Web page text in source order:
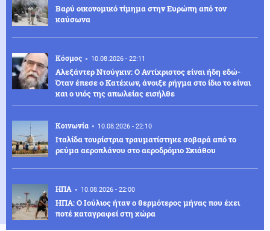
Βαρύ οικονομικό τίμημα στην Ευρώπη από τον
καύσωνα
Κόσμος 10.08.2026 - 22:11
Αλεξάντερ Ντούγκιν: Ο Αντίχριστος είναι ήδη εδώ-
Όταν έπεσε ο Κατέχων, άνοιξε ρήγμα στο ίδιο το είναι
και ο υιός της απωλείας εισήλθε
Κοινωνία 10.08.2026 - 22:10
Ιταλίδα τουρίστρια τραυματίστηκε σοβαρά από το
ρεύμα αεροπλάνου στο αεροδρόμιο Σκιάθου
ΗΠΑ 10.08.2026 - 22:00
ΗΠΑ: Ο Ιούλιος ήταν ο θερμότερος μήνας που έχει
ποτέ καταγραφεί στη χώρα